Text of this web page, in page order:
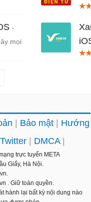
-
mọi
Bảo mật
Hướng
Twitter DMCA
trực tuyến META
Giấy, Hà Nội.
. Giữ toàn quyền.
hành lại bất kỳ nội dung nào